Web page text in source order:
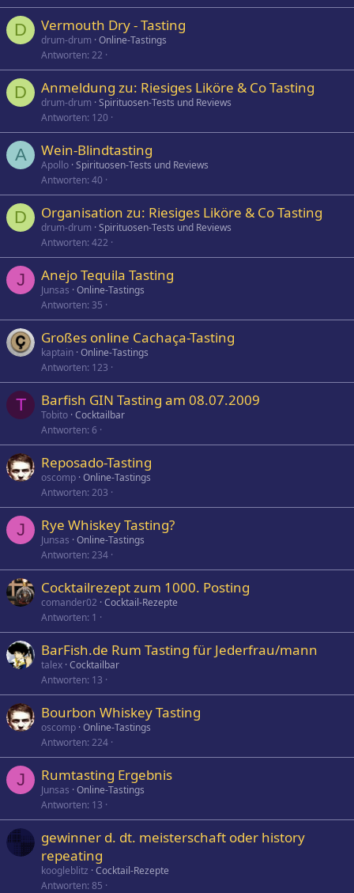
D Vermouth Dry - Tasting
drum-drum Online-Tastings
Antworten 22
D Anmeldung zu: Riesiges Liköre & Co Tasting
drum-drum Spirituosen-Tests und Reviews
Antworten 120
A Wein-Blindtasting
Apollo Spirituosen-Tests und Reviews
Antworten 40
D Organisation zu: Riesiges Liköre & Co Tasting
drum-drum Spirituosen-Tests und Reviews
Antworten 422
J Anejo Tequila Tasting
Junsas Online-Tastings
Antworten 35
Großes online Cachaça-Tasting
kaptain Online-Tastings
Antworten 123
T Barfish GIN Tasting am 08.07.2009
Tobito Cocktailbar
Antworten 6
Reposado-Tasting
oscomp Online-Tastings
Antworten 203
J Rye Whiskey Tasting?
Junsas Online-Tastings
Antworten 234
Cocktailrezept zum 1000. Posting
comander02 Cocktail-Rezepte
Antworten 1
BarFish.de Rum Tasting für Jederfrau/mann
talex Cocktailbar
Antworten 13
Bourbon Whiskey Tasting
oscomp Online-Tastings
Antworten 224
J Rumtasting Ergebnis
Junsas Online-Tastings
Antworten 13
gewinner d. dt. meisterschaft oder history
repeating
koogleblitz Cocktail-Rezepte
Antworten 85